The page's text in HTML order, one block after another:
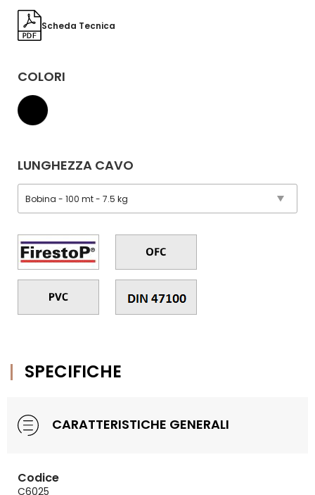
Scheda Tecnica
COLORI
LUNGHEZZA CAVO
SPECIFICHE
CARATTERISTICHE GENERALI
Codice
C6025